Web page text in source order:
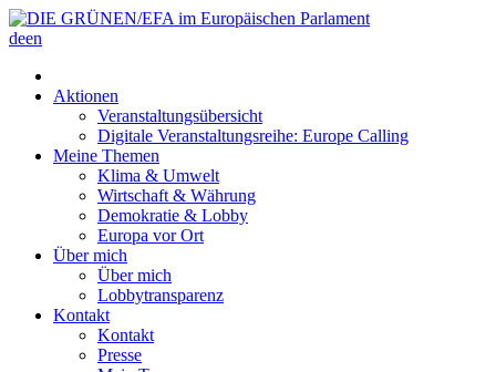
deen
Aktionen
Veranstaltungsübersicht
Digitale Veranstaltungsreihe: Europe Calling
Meine Themen
Klima & Umwelt
Wirtschaft & Währung
Demokratie & Lobby
Europa vor Ort
Über mich
Über mich
Lobbytransparenz
Kontakt
Kontakt
Presse